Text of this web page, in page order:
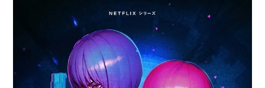
男性声優/女性声優一覧
FOLLOW US